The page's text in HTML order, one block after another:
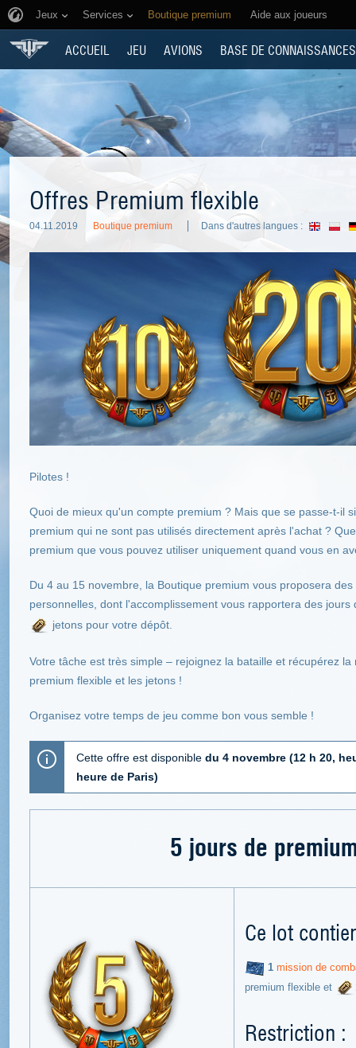
Jeux Services Boutique premium Aide aux joueurs
ACCUEIL JEU AVIONS BASE DE CONNAISSANCES
Offres Premium flexible
04.11.2019 Boutique premium Dans d'autres langues :
Pilotes !
Quoi de mieux qu'un compte premium ? Mais que se passe-t-il
premium qui ne sont pas utilisés directement après l'achat ?
premium que vous pouvez utiliser uniquement quand vous en
Du 4 au 15 novembre, la Boutique premium vous proposera
personnelles, dont l'accomplissement vous rapportera des jours
jetons pour votre dépôt.
Votre tâche est très simple – rejoignez la bataille et récupérez
premium flexible et les jetons !
Organisez votre temps de jeu comme bon vous semble !
Cette offre est disponible du 4 novembre (12 h 20,
heure de Paris)
5 jours de
Ce lot
1 mission de
premium flexible et
Restriction :